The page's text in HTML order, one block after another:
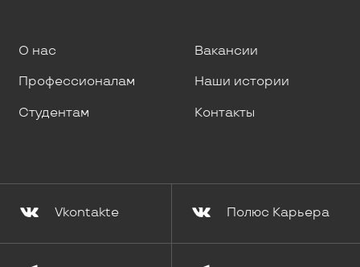
О нас Вакансии
Профессионалам Наши истории
Студентам Контакты
Vkontakte Полюс Карьера